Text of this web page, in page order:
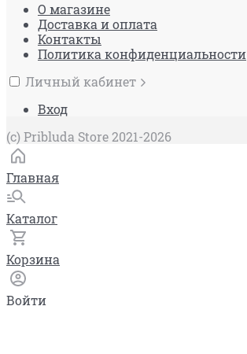
О магазине
Доставка и оплата
Контакты
Политика конфиденциальности
Личный кабинет
Вход
(c) Pribluda Store 2021-2026
Главная
Каталог
Корзина
Войти